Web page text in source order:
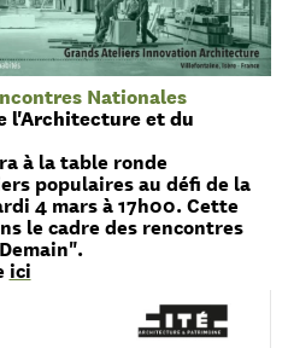
Nationales
l'Architecture et du
à la table ronde
populaires au défi de la
4 mars à 17h00. Cette
le cadre des rencontres
ici